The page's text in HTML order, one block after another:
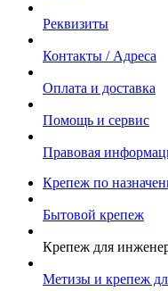
Реквизиты
Контакты / Адреса
Оплата и доставка
Помощь и сервис
Правовая
Крепеж по
Бытовой крепеж
Крепеж для
Метизы и крепеж